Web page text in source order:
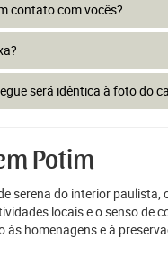
contato com vocês?
será idêntica à foto do
Potim
serena do interior
locais e o senso de
às homenagens e à